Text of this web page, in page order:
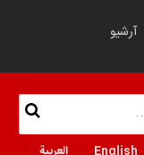
آرشیو